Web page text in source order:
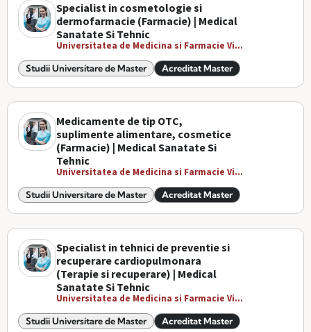
Specialist in cosmetologie si
dermofarmacie (Farmacie) | Medical
Sanatate Si Tehnic
Universitatea de Medicina si Farmacie Vi...
Studii Universitare de Master Acreditat Master
Medicamente de tip OTC,
suplimente alimentare, cosmetice
(Farmacie) | Medical Sanatate Si
Tehnic
Universitatea de Medicina si Farmacie Vi...
Studii Universitare de Master Acreditat Master
Specialist in tehnici de preventie si
recuperare cardiopulmonara
(Terapie si recuperare) | Medical
Sanatate Si Tehnic
Universitatea de Medicina si Farmacie Vi...
Studii Universitare de Master Acreditat Master